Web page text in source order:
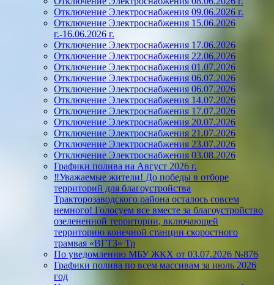
Отключение Электроснабжения 09.06.2026 г.
Отключение Электроснабжения 15.06.2026
г.-16.06.2026 г.
Отключение Электроснабжения 17.06.2026
Отключение Электроснабжения 22.06.2026
Отключение Электроснабжения 01.07.2026
Отключение Электроснабжения 06.07.2026
Отключение Электроснабжения 06.07.2026
Отключение Электроснабжения 14.07.2026
Отключение Электроснабжения 17.07.2026
Отключение Электроснабжения 20.07.2026
Отключение Электроснабжения 21.07.2026
Отключение Электроснабжения 23.07.2026
Отключение Электроснабжения 03.08.2026
Графики полива на Август 2026 г.
‼️Уважаемые жители! До победы в отборе
территорий для благоустройства
Тракторозаводского района осталось совсем
немного! Голосуем все вместе за благоустройство
озелененной территории, включающей
территорию конечной станции скоростного
трамвая «ВГТЗ» Тр
По уведомлению МБУ ЖКХ от 03.07.2026 №876
Графики полива по всем массивам за июль 2026
год